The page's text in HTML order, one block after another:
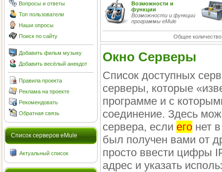
Вопросы и ответы
Топ пользователи
Наши опросы
Поиск по сайту
Добавить фильм музыку
Добавить весёлый анекдот
Правила проекта
Реклама на проекте
Рекомендовать
Обратная связь
Cписок серверов eMule
Актуальный список
Возможности и
функции
Возможности и функции
программы eMule
Общее
Окно Серверы
Список доступных
серверы, которые
программе и с
соединение. Здесь
сервера, если его нет
был получен вами от
просто ввести цифры
адрес и указать